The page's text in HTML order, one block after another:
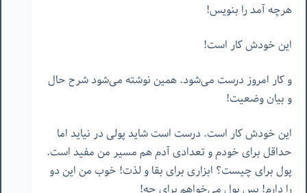
هرچه آمد را بنویس!
این خودش کار است!
و کار امروز درست می‌شود. همین نوشته می‌شود شرح حال
و بیان وضعیت!
این خودش کار است. درست است شاید پولی در نیاید اما
حداقل برای خودم و تعدادی آدم هم مسیر من مفید است.
پول برای چیست؟ ابزاری برای بقا و لذت! خوب من این دو
را دارم! پس پول می‌خواهم برای چه!